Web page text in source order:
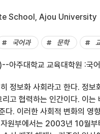
School, Ajou University
국어과 문학
아주대학교 교육대학원 :국
정보화 사회라고 한다. 정보
고 협력하는 인간이다. 이
다. 이러한 사회적 변화의 영
원부에서는 2003년 10월부